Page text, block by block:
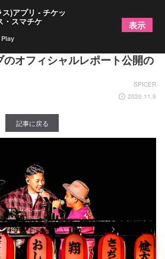
2日間で合計1,000台を収容した
のオフィシャルレポート公開の
SPICER
2020.11.9
記事に戻る
)アプリ - チケッ
・スマチケ 表示